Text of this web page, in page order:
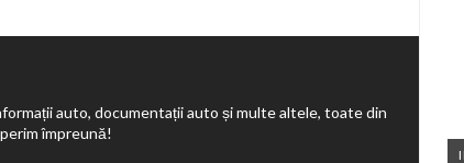
auto, documentații auto și multe altele, toate din
împreună!